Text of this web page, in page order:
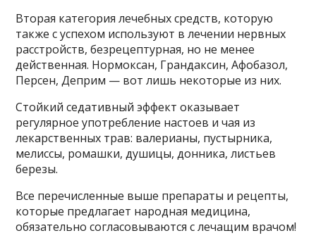
Вторая категория лечебных средств, которую
также с успехом используют в лечении нервных
расстройств, безрецептурная, но не менее
действенная. Нормоксан, Грандаксин, Афобазол,
Персен, Деприм — вот лишь некоторые из них.
Стойкий седативный эффект оказывает
регулярное употребление настоев и чая из
лекарственных трав: валерианы, пустырника,
мелиссы, ромашки, душицы, донника, листьев
березы.
Все перечисленные выше препараты и рецепты,
которые предлагает народная медицина,
обязательно согласовываются с лечащим врачом!